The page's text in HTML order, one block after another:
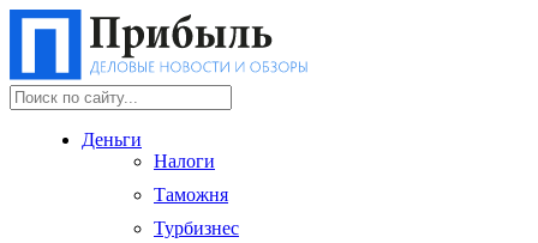
Деньги
Налоги
Таможня
Турбизнес